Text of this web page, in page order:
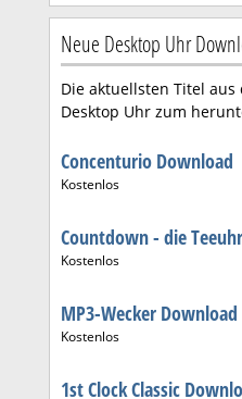
Neue Desktop Uhr
Die aktuellsten Titel aus
Desktop Uhr zum
Concenturio Download
Kostenlos
Countdown - die
Kostenlos
MP3-Wecker Download
Kostenlos
1st Clock Classic